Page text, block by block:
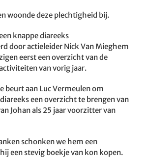
woonde deze plechtigheid bij.
knappe diareeks
door actieleider Nick Van Mieghem
eerst een overzicht van de
van vorig jaar.
beurt aan Luc Vermeulen om
een overzicht te brengen van
Johan als 25 jaar voorzitter van
schonken we hem een
een stevig boekje van kon kopen.